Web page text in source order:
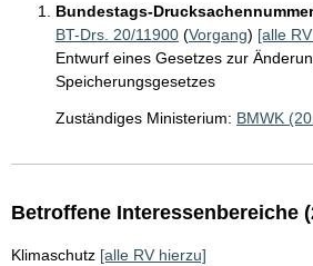
Bundestags-
BT-Drs. 20/11900 (Vorgang) [alle
Entwurf eines Gesetzes zur
Speicherungsgesetzes
Zuständiges Ministerium: BMWK
Betroffene Interessenbereiche
Klimaschutz [alle RV hierzu]